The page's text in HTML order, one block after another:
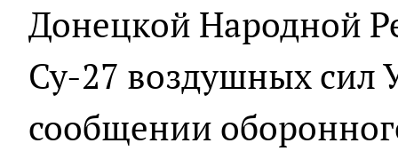
Донецкой Народной
Су-27 воздушных сил
сообщении